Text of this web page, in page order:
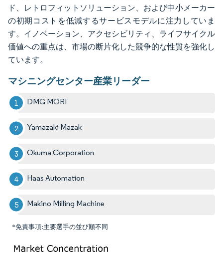
ド、レトロフィットソリューション、および中小メーカー
の初期コストを低減するサービスモデルに注力していま
す。イノベーション、アクセシビリティ、ライフサイクル
価値への重点は、市場の断片化した競争的な性質を強化し
ています。
マシニングセンター産業リーダー
DMG MORI
Yamazaki Mazak
Okuma Corporation
Haas Automation
Makino Milling Machine
*免責事項:主要選手の並び順不同